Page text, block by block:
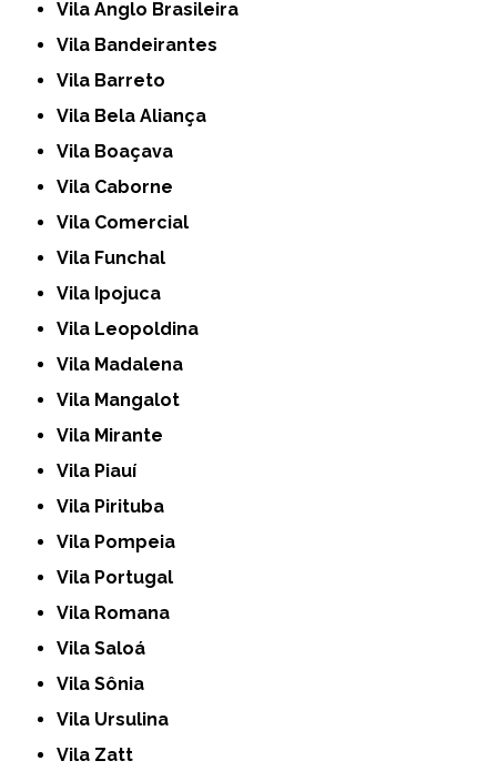
Vila Anglo Brasileira
Vila Bandeirantes
Vila Barreto
Vila Bela Aliança
Vila Boaçava
Vila Caborne
Vila Comercial
Vila Funchal
Vila Ipojuca
Vila Leopoldina
Vila Madalena
Vila Mangalot
Vila Mirante
Vila Piauí
Vila Pirituba
Vila Pompeia
Vila Portugal
Vila Romana
Vila Saloá
Vila Sônia
Vila Ursulina
Vila Zatt